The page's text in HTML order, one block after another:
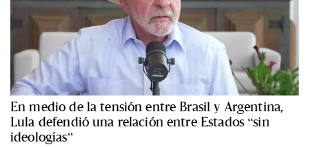
En medio de la tensión entre Brasil y Argentina,
Lula defendió una relación entre Estados “sin
ideologías”